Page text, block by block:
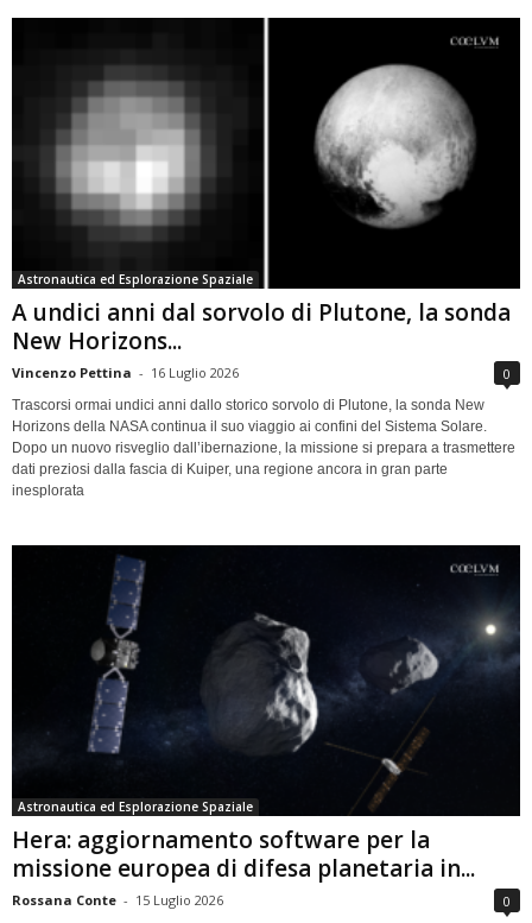
Astronautica ed Esplorazione Spaziale
A undici anni dal sorvolo di Plutone, la sonda
New Horizons...
Vincenzo Pettina - 16 Luglio 2026 0
Trascorsi ormai undici anni dallo storico sorvolo di Plutone, la sonda New
Horizons della NASA continua il suo viaggio ai confini del Sistema Solare.
Dopo un nuovo risveglio dall’ibernazione, la missione si prepara a trasmettere
dati preziosi dalla fascia di Kuiper, una regione ancora in gran parte
inesplorata
Astronautica ed Esplorazione Spaziale
Hera: aggiornamento software per la
missione europea di difesa planetaria in...
Rossana Conte - 15 Luglio 2026 0